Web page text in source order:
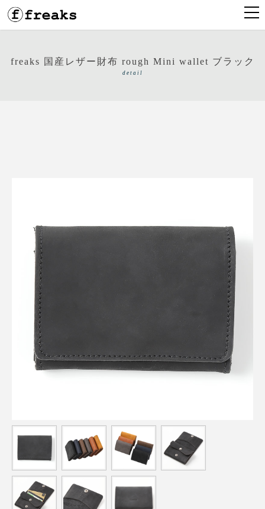
freaks 国産レザー財布 rough Mini wallet ブラック
detail